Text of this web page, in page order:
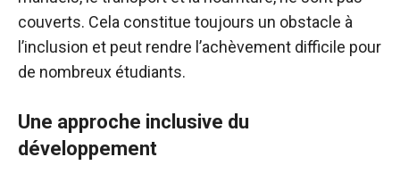
couverts. Cela constitue toujours un obstacle à
l’inclusion et peut rendre l’achèvement difficile pour
de nombreux étudiants.
Une approche inclusive du
développement